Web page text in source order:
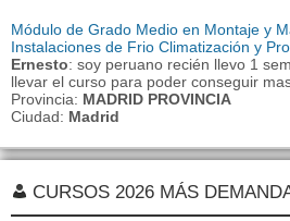
Módulo de Grado Medio en Montaje y
Instalaciones de Frio Climatización y
Ernesto: soy peruano recién llevo 1
llevar el curso para poder conseguir
Provincia: MADRID PROVINCIA
Ciudad: Madrid
CURSOS 2026 MÁS